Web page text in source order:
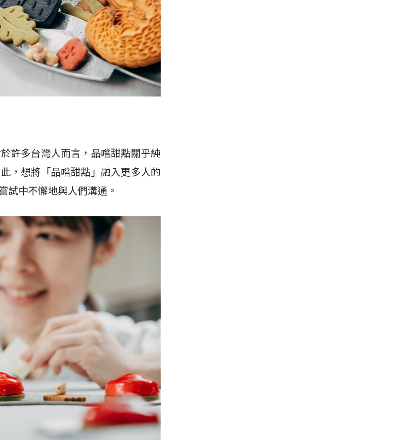
許多台灣人而言，品嚐甜點關乎純
，想將「品嚐甜點」融入更多人的
試中不懈地與人們溝通。